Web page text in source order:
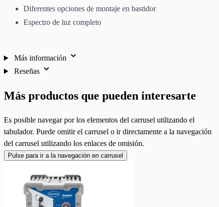
Diferentes opciones de montaje en bastidor
Espectro de luz completo
Más información
Reseñas
Más productos que pueden interesarte
Es posible navegar por los elementos del carrusel utilizando el
tabulador. Puede omitir el carrusel o ir directamente a la navegación
del carrusel utilizando los enlaces de omisión.
Pulse para ir a la navegación en carrusel